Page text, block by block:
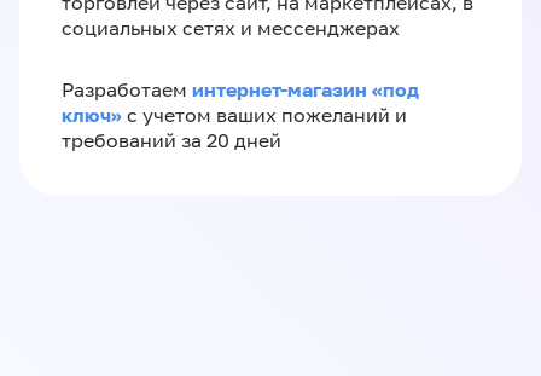
социальных сетях и мессенджерах
Разработаем интернет-магазин «‎под
ключ»‎ с учетом ваших пожеланий и
требований за 20 дней